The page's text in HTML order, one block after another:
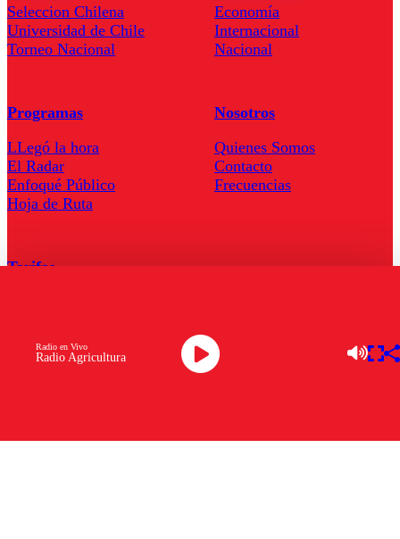
Radio Agricultura
Radio en Vivo
Seleccion Chilena
Universidad de Chile
Torneo Nacional
Economía
Internacional
Nacional
Programas
LLegó la hora
El Radar
Enfoqué Público
Hoja de Ruta
Nosotros
Quienes Somos
Contacto
Frecuencias
Tarifas
Descarga la APP